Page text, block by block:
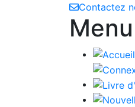
Contactez
Menu